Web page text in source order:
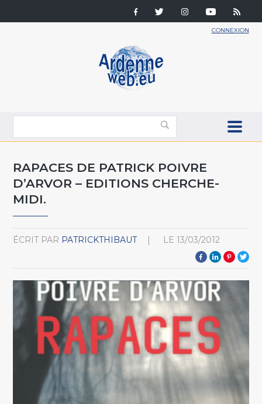
CONNEXION
RAPACES DE PATRICK POIVRE
D’ARVOR – EDITIONS CHERCHE-
MIDI.
ÉCRIT PAR PATRICKTHIBAUT LE 13/03/2012